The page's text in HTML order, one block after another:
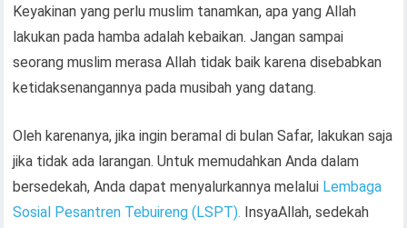
Keyakinan yang perlu muslim tanamkan, apa yang Allah
lakukan pada hamba adalah kebaikan. Jangan sampai
seorang muslim merasa Allah tidak baik karena disebabkan
ketidaksenangannya pada musibah yang datang.
Oleh karenanya, jika ingin beramal di bulan Safar, lakukan saja
jika tidak ada larangan. Untuk memudahkan Anda dalam
bersedekah, Anda dapat menyalurkannya melalui Lembaga
Sosial Pesantren Tebuireng (LSPT). InsyaAllah, sedekah